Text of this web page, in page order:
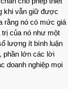
khi vẫn giữ được
rằng nó có mức giá
của nó như một
lượng ít bình luận
phần lớn các lời
doanh nghiệp mọi